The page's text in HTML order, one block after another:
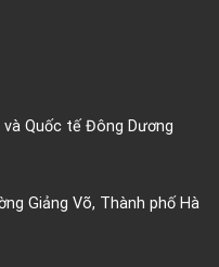
Quốc tế Đông Dương
Giảng Võ, Thành phố Hà